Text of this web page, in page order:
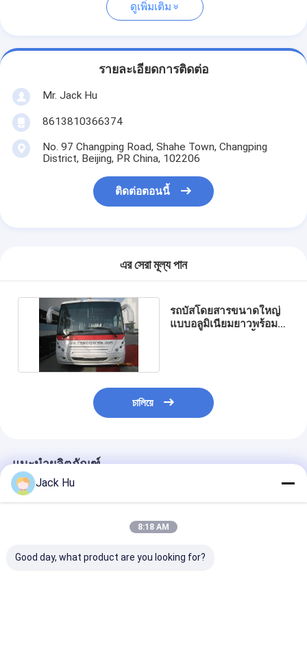
ดูเพิ่มเติม
รายละเอียดการติดต่อ
Mr. Jack Hu
8613810366374
No. 97 Changping Road, Shahe Town, Changping
District, Beijing, PR China, 102206
ติดต่อตอนนี้
এর সেরা মূল্য পান
รถบัสโดยสารขนาดใหญ่
แบบอลูมิเนียมยาวพร้อม
চালিয়ে
แนะนำผลิตภัณฑ์
Jack Hu
8:18 AM
Good day, what product are you looking for?